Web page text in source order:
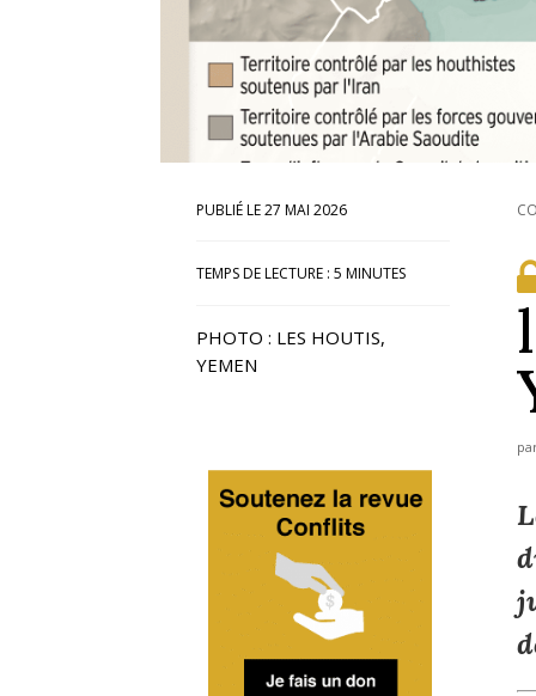
27 MAI 2026
TEMPS DE LECTURE : 5 MINUTES
PHOTO : LES HOUTIS,
YEMEN